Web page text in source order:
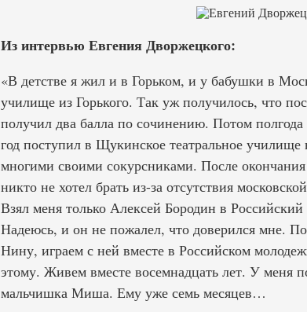
Из интервью Евгения Дворжецкого:
«В детстве я жил и в Горьком, и у бабушки в
училище из Горького. Так уж получилось, что
получил два балла по сочинению. Потом
год поступил в Щукинское театральное
многими своими сокурсниками. После
никто не хотел брать из-за отсутствия
Взял меня только Алексей Бородин в
Надеюсь, и он не пожалел, что доверился мне.
Нину, играем с ней вместе в Российском
этому. Живем вместе восемнадцать лет. У меня
мальчишка Миша. Ему уже семь месяцев…